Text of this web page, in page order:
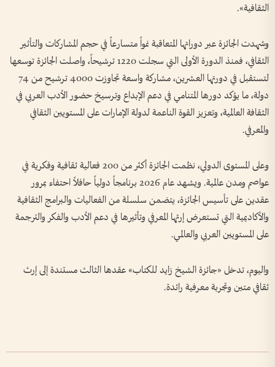
الثقافية».
وشهدت الجائزة عبر دوراتها المتعاقبة نمواً متسارعاً في حجم المشاركات والتأثير
الثقافي، فمنذ الدورة الأولى التي سجلت 1220 ترشيحاً، واصلت الجائزة توسعها
لتستقبل في دورتها العشرين، مشاركة واسعة تجاوزت 4000 ترشيح من 74
دولة، ما يؤكد دورها المتنامي في دعم الإبداع وترسيخ حضور الأدب العربي في
الثقافة العالمية، وتعزيز القوة الناعمة لدولة الإمارات على المستويين الثقافي
والمعرفي.
وعلى المستوى الدولي، نظمت الجائزة أكثر من 200 فعالية ثقافية وفكرية في
عواصم ومدن عالمية. ويشهد عام 2026 برنامجاً دولياً حافلاً احتفاء بمرور
عقدين على تأسيس الجائزة، يتضمن سلسلة من الفعاليات والبرامج الثقافية
والأكاديمية التي تستعرض إرثها المعرفي وتأثيرها في دعم الأدب والفكر والترجمة
على المستويين العربي والعالمي.
واليوم، تدخل «جائزة الشيخ زايد للكتاب» عقدها الثالث مستندة إلى إرث
ثقافي متين وتجربة معرفية رائدة.